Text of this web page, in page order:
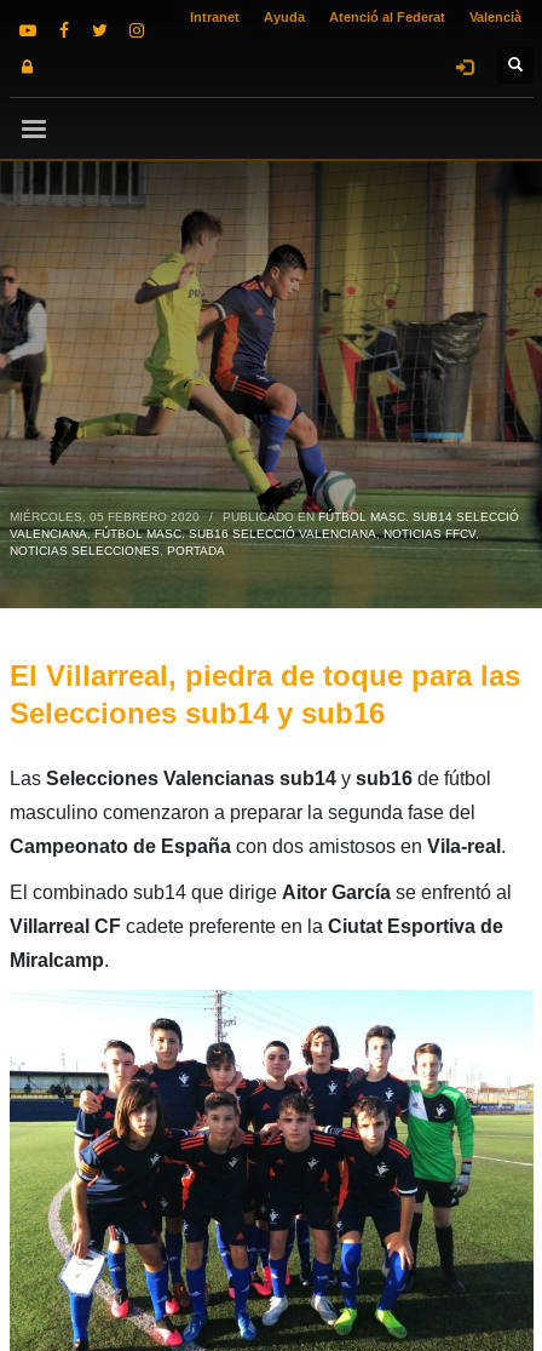
Intranet Ayuda Atenció al Federat Valencià
MIÉRCOLES, 05 FEBRERO 2020 / PUBLICADO ENFÚTBOL MASC. SUB14 SELECCIÓ
VALENCIANA,FÚTBOL MASC. SUB16 SELECCIÓ VALENCIANA,NOTICIAS FFCV,
NOTICIAS SELECCIONES, PORTADA
El Villarreal, piedra de toque para las
Selecciones sub14 y sub16
Las Selecciones Valencianas sub14 y sub16de fútbol
masculino comenzaron a preparar la segunda fase del
Campeonato de Españacon dos amistosos en Vila-real .
El combinado sub14 que dirige Aitor Garcíase enfrentó al
Villarreal CFcadete preferente en la Ciutat Esportiva de
Miralcamp.